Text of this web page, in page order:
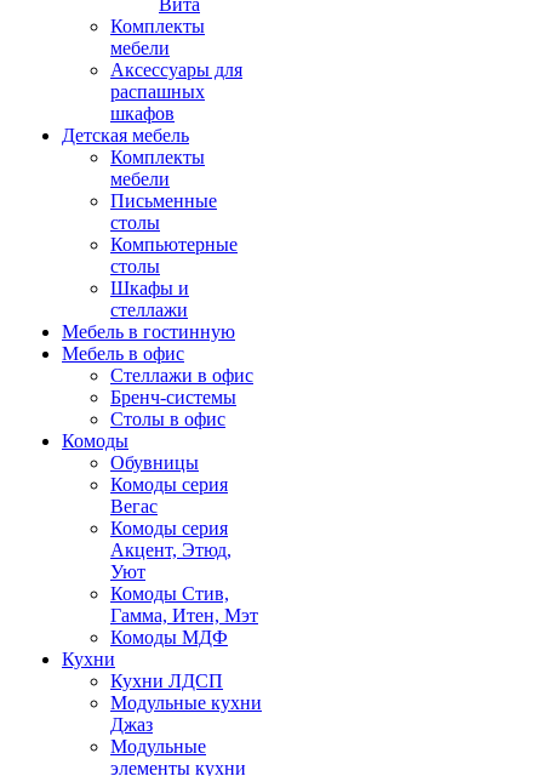
Вита
Комплекты
мебели
Аксессуары для
распашных
шкафов
Детская мебель
Комплекты
мебели
Письменные
столы
Компьютерные
столы
Шкафы и
стеллажи
Мебель в гостинную
Мебель в офис
Стеллажи в офис
Бренч-системы
Столы в офис
Комоды
Обувницы
Комоды серия
Вегас
Комоды серия
Акцент, Этюд,
Уют
Комоды Стив,
Гамма, Итен, Мэт
Комоды МДФ
Кухни
Кухни ЛДСП
Модульные кухни
Джаз
Модульные
элементы кухни